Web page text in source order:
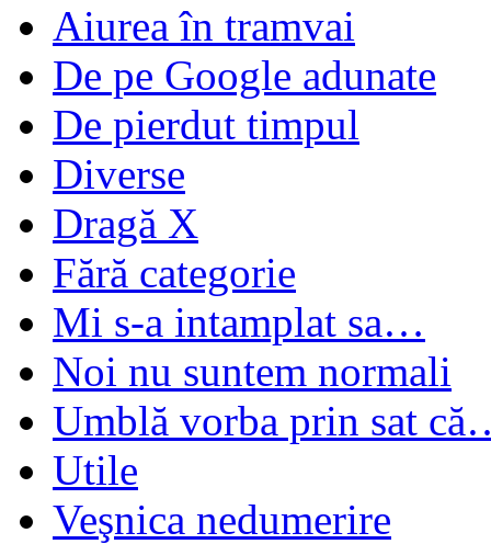
Aiurea în tramvai
De pe Google adunate
De pierdut timpul
Diverse
Dragă X
Fără categorie
Mi s-a intamplat sa…
Noi nu suntem normali
Umblă vorba prin sat
Utile
Veşnica nedumerire